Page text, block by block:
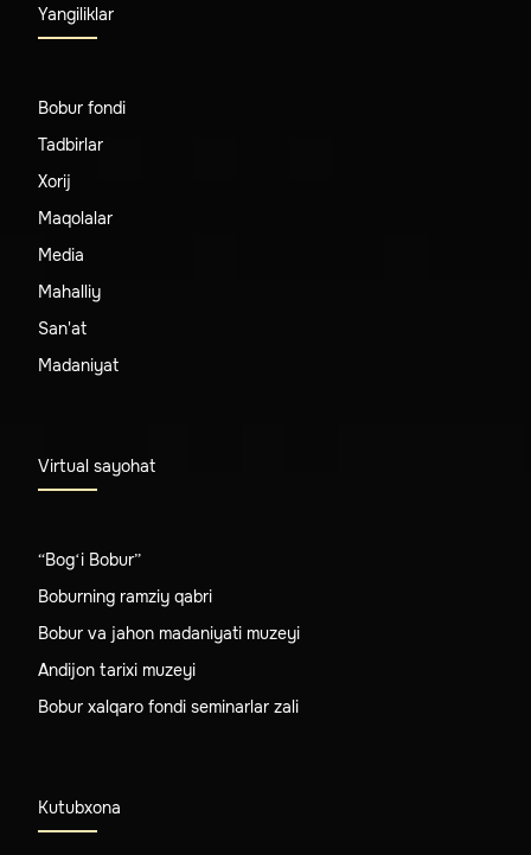
Yangiliklar
Bobur fondi
Tadbirlar
Xorij
Maqolalar
Media
Mahalliy
San'at
Madaniyat
Virtual sayohat
“Bog‘i Bobur”
Boburning ramziy qabri
Bobur va jahon madaniyati muzeyi
Andijon tarixi muzeyi
Bobur xalqaro fondi seminarlar zali
Kutubxona